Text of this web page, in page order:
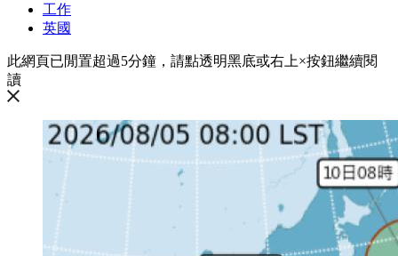
工作
英國
此網頁已閒置超過5分鐘，請點透明黑底或右上×按鈕繼續閱
讀